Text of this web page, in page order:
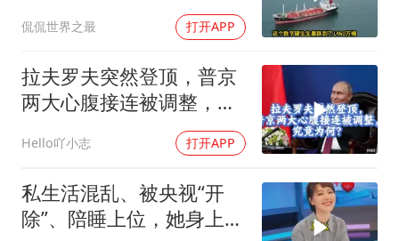
侃侃世界之最 打开APP
拉夫罗夫突然登顶，普京
两大心腹接连被调整，究
Hello吖小志 打开APP
私生活混乱、被央视“开
除”、陪睡上位，她身上哪